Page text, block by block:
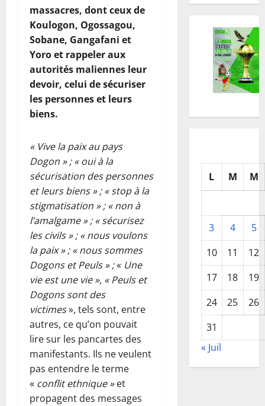
massacres, dont ceux de
Koulogon, Ogossagou,
Sobane, Gangafani et
Yoro et rappeler aux
autorités maliennes leur
devoir, celui de sécuriser
les personnes et leurs
biens.
« Vive la paix au pays
Dogon » ; « oui à la
sécurisation des personnes
et leurs biens » ; « stop à la
stigmatisation » ; « non à
l’amalgame » ; « sécurisez
les civils » ; « nous voulons
la paix » ; « nous sommes
Dogons et Peuls » ;« Une
vie est une vie », « Peuls et
Dogons sont des
victimes», tels sont, entre
autres, ce qu’on pouvait
lire sur les pancartes des
manifestants. Ils ne veulent
pas entendre le terme
« conflit ethnique »et
propagent des messages
L M M
3 4
5
10
11
12
17
18
19
24
25
26
31
« Juil